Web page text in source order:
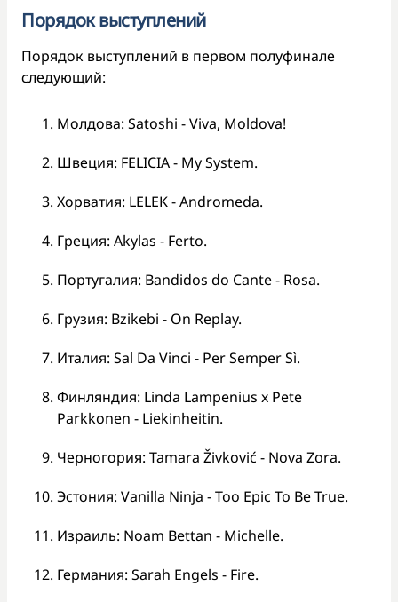
Порядок выступлений
Порядок выступлений в первом полуфинале
следующий:
Молдова: Satoshi - Viva, Moldova!
Швеция: FELICIA - My System.
Хорватия: LELEK - Andromeda.
Греция: Akylas - Ferto.
Португалия: Bandidos do Cante - Rosa.
Грузия: Bzikebi - On Replay.
Италия: Sal Da Vinci - Per Semper Sì.
Финляндия: Linda Lampenius x Pete
Parkkonen - Liekinheitin.
Черногория: Tamara Živković - Nova Zora.
Эстония: Vanilla Ninja - Too Epic To Be True.
Израиль: Noam Bettan - Michelle.
Германия: Sarah Engels - Fire.